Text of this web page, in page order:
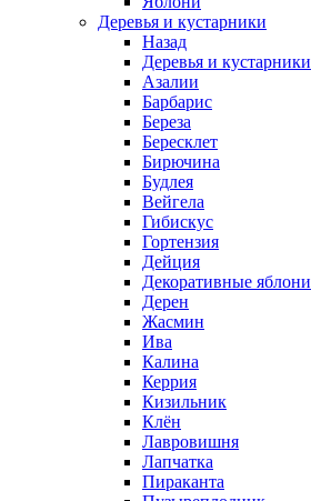
Деревья и кустарники
Назад
Деревья и кустарники
Азалии
Барбарис
Береза
Бересклет
Бирючина
Будлея
Вейгела
Гибискус
Гортензия
Дейция
Декоративные яблони
Дерен
Жасмин
Ива
Калина
Керрия
Кизильник
Клён
Лавровишня
Лапчатка
Пираканта